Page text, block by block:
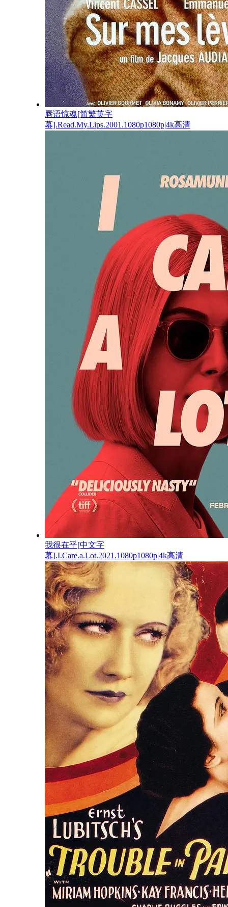
唇语惊魂[简繁英字
幕].Read.My.Lips.2001.1080p1080p|4k高清
我很在乎[中文字
幕].I.Care.a.Lot.2021.1080p1080p|4k高清